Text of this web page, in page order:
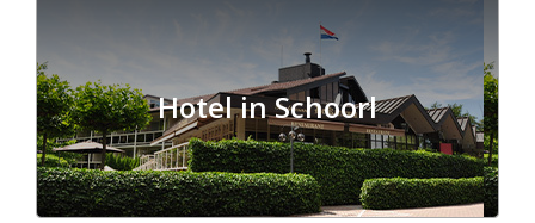
Hotel in Schoorl